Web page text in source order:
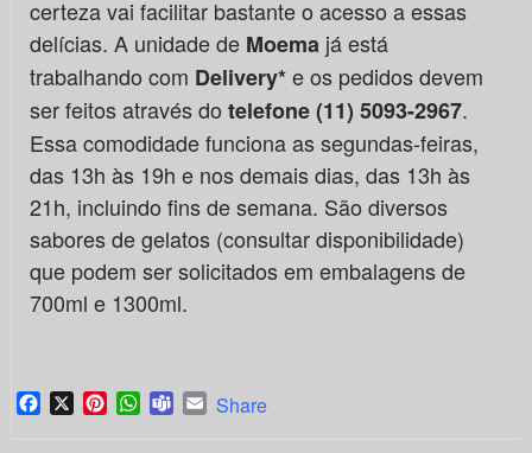
certeza vai facilitar bastante o acesso a essas
delícias. A unidade de Moemajá está
trabalhando com Delivery*e os pedidos devem
ser feitos através do telefone (11) 5093-2967.
Essa comodidade funciona as segundas-feiras,
das 13h às 19h e nos demais dias, das 13h às
21h, incluindo fins de semana. São diversos
sabores de gelatos (consultar disponibilidade)
que podem ser solicitados em embalagens de
700ml e 1300ml.
Facebook
X PinterestWhatsApp
TeamsEmail
Share